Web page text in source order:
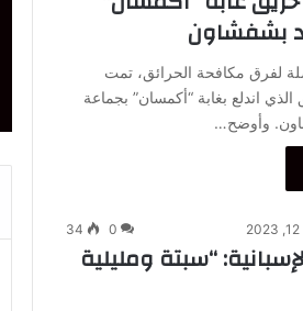
بشفشاون
لفرق مكافحة الحرائق، تمت
اندلع بغابة “أكمسان” بجماعة
وأوضح…
0
34
“سبتة ومليلية